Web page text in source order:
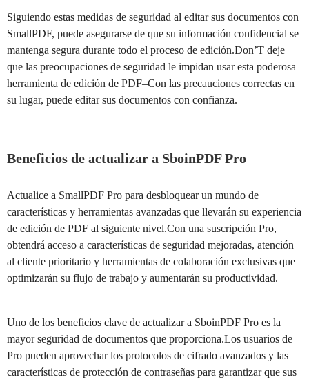
Siguiendo estas medidas de seguridad al editar sus documentos con
SmallPDF, puede asegurarse de que su información confidencial se
mantenga segura durante todo el proceso de edición.Don’T deje
que las preocupaciones de seguridad le impidan usar esta poderosa
herramienta de edición de PDF–Con las precauciones correctas en
su lugar, puede editar sus documentos con confianza.
Beneficios de actualizar a SboinPDF Pro
Actualice a SmallPDF Pro para desbloquear un mundo de
características y herramientas avanzadas que llevarán su experiencia
de edición de PDF al siguiente nivel.Con una suscripción Pro,
obtendrá acceso a características de seguridad mejoradas, atención
al cliente prioritario y herramientas de colaboración exclusivas que
optimizarán su flujo de trabajo y aumentarán su productividad.
Uno de los beneficios clave de actualizar a SboinPDF Pro es la
mayor seguridad de documentos que proporciona.Los usuarios de
Pro pueden aprovechar los protocolos de cifrado avanzados y las
características de protección de contraseñas para garantizar que sus